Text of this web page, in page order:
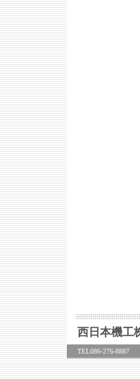
西日本機工
TEL086-276-8887